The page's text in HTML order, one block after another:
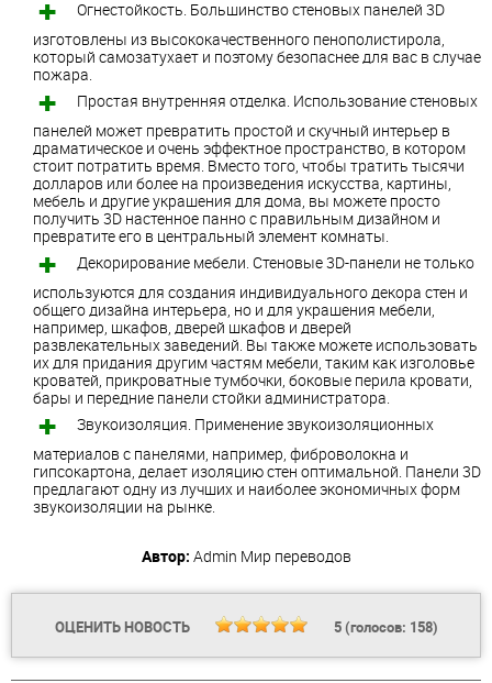
Огнестойкость. Большинство стеновых панелей 3D
изготовлены из высококачественного пенополистирола,
который самозатухает и поэтому безопаснее для вас в случае
пожара.
Простая внутренняя отделка. Использование стеновых
панелей может превратить простой и скучный интерьер в
драматическое и очень эффектное пространство, в котором
стоит потратить время. Вместо того, чтобы тратить тысячи
долларов или более на произведения искусства, картины,
мебель и другие украшения для дома, вы можете просто
получить 3D настенное панно с правильным дизайном и
превратите его в центральный элемент комнаты.
Декорирование мебели. Стеновые 3D-панели не только
используются для создания индивидуального декора стен и
общего дизайна интерьера, но и для украшения мебели,
например, шкафов, дверей шкафов и дверей
развлекательных заведений. Вы также можете использовать
их для придания другим частям мебели, таким как изголовье
кроватей, прикроватные тумбочки, боковые перила кровати,
бары и передние панели стойки администратора.
Звукоизоляция. Применение звукоизоляционных
материалов с панелями, например, фиброволокна и
гипсокартона, делает изоляцию стен оптимальной. Панели 3D
предлагают одну из лучших и наиболее экономичных форм
звукоизоляции на рынке.
Автор: Admin Мир переводов
ОЦЕНИТЬ НОВОСТЬ 5(голосов: 158)